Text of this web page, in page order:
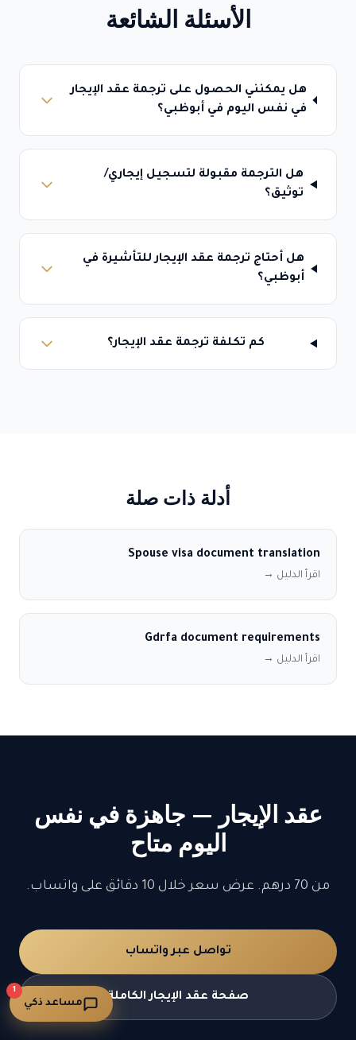
الأسئلة الشائعة
هل يمكنني الحصول على ترجمة عقد الإيجار
في نفس اليوم في أبوظبي؟
هل الترجمة مقبولة لتسجيل إيجاري/
توثيق؟
هل أحتاج ترجمة عقد الإيجار للتأشيرة في
أبوظبي؟
كم تكلفة ترجمة عقد الإيجار؟
أدلة ذات صلة
Spouse visa document translation
اقرأ الدليل →
Gdrfa document requirements
اقرأ الدليل →
عقد الإيجار — جاهزة في نفس
اليوم متاح
من 70 درهم. عرض سعر خلال 10 دقائق على واتساب.
تواصل عبر واتساب
صفحة عقد الإيجار الكاملة مساعد ذكي
1